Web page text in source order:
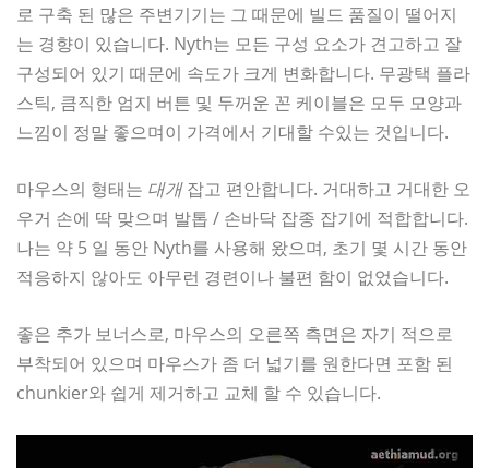
로 구축 된 많은 주변기기는 그 때문에 빌드 품질이 떨어지
는 경향이 있습니다. Nyth는 모든 구성 요소가 견고하고 잘
구성되어 있기 때문에 속도가 크게 변화합니다. 무광택 플라
스틱, 큼직한 엄지 버튼 및 두꺼운 꼰 케이블은 모두 모양과
느낌이 정말 좋으며이 가격에서 기대할 수있는 것입니다.
마우스의 형태는 대개잡고 편안합니다. 거대하고 거대한 오
우거 손에 딱 맞으며 발톱 / 손바닥 잡종 잡기에 적합합니다.
나는 약 5 일 동안 Nyth를 사용해 왔으며, 초기 몇 시간 동안
적응하지 않아도 아무런 경련이나 불편 함이 없었습니다.
좋은 추가 보너스로, 마우스의 오른쪽 측면은 자기 적으로
부착되어 있으며 마우스가 좀 더 넓기를 원한다면 포함 된
chunkier와 쉽게 제거하고 교체 할 수 있습니다.